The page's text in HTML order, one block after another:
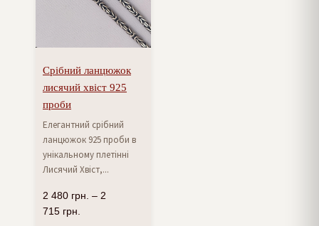
Срібний ланцюжок
лисячий хвіст 925
проби
Елегантний срібний
ланцюжок 925 проби в
унікальному плетінні
Лисячий Хвіст,...
2 480 грн. – 2
715 грн.